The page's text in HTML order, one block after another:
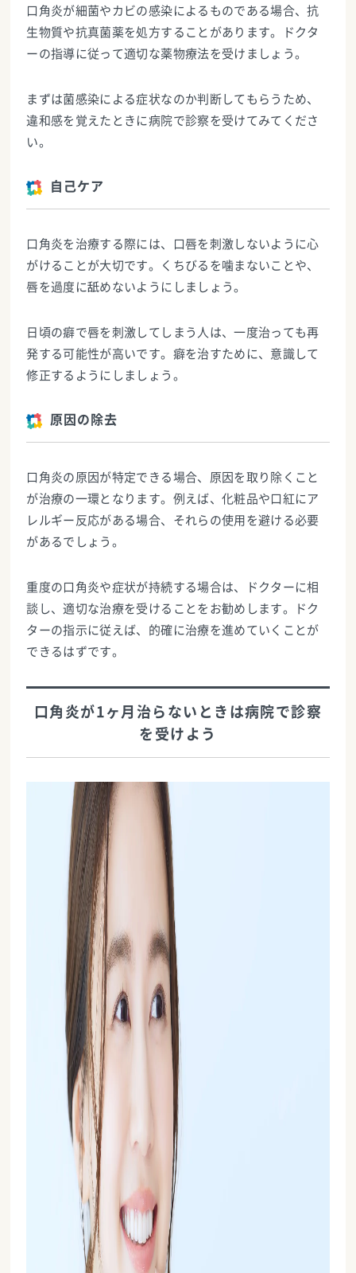
口角炎が細菌やカビの感染によるものである場合、抗
生物質や抗真菌薬を処方することがあります。ドクタ
ーの指導に従って適切な薬物療法を受けましょう。
まずは菌感染による症状なのか判断してもらうため、
違和感を覚えたときに病院で診察を受けてみてくださ
い。
自己ケア
口角炎を治療する際には、口唇を刺激しないように心
がけることが大切です。くちびるを噛まないことや、
唇を過度に舐めないようにしましょう。
日頃の癖で唇を刺激してしまう人は、一度治っても再
発する可能性が高いです。癖を治すために、意識して
修正するようにしましょう。
原因の除去
口角炎の原因が特定できる場合、原因を取り除くこと
が治療の一環となります。例えば、化粧品や口紅にア
レルギー反応がある場合、それらの使用を避ける必要
があるでしょう。
重度の口角炎や症状が持続する場合は、ドクターに相
談し、適切な治療を受けることをお勧めします。ドク
ターの指示に従えば、的確に治療を進めていくことが
できるはずです。
口角炎が1ヶ月治らないときは病院で診察
を受けよう